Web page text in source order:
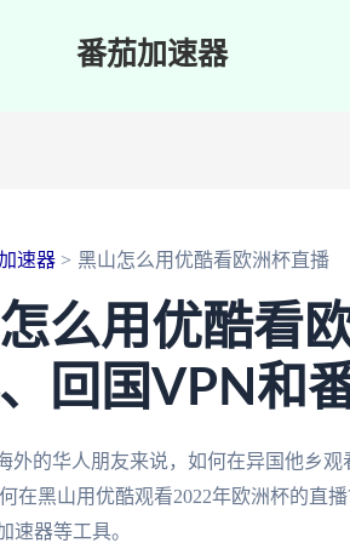
番茄加速器
速器 黑山怎么用优酷看欧洲杯直播
么用优酷看
回国VPN和
外的华人朋友来说，如何在异国他乡
在黑山用优酷观看2022年欧洲杯的直
速器等工具。